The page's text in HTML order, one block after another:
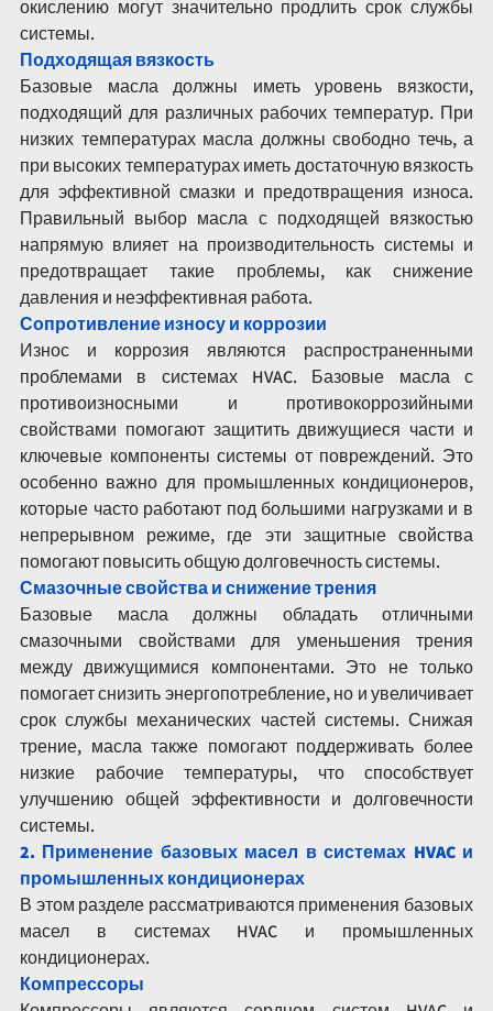
окислению могут значительно продлить срок службы
системы.
Подходящая вязкость
Базовые масла должны иметь уровень вязкости,
подходящий для различных рабочих температур. При
низких температурах масла должны свободно течь, а
при высоких температурах иметь достаточную вязкость
для эффективной смазки и предотвращения износа.
Правильный выбор масла с подходящей вязкостью
напрямую влияет на производительность системы и
предотвращает такие проблемы, как снижение
давления и неэффективная работа.
Сопротивление износу и коррозии
Износ и коррозия являются распространенными
проблемами в системах HVAC. Базовые масла с
противоизносными и противокоррозийными
свойствами помогают защитить движущиеся части и
ключевые компоненты системы от повреждений. Это
особенно важно для промышленных кондиционеров,
которые часто работают под большими нагрузками и в
непрерывном режиме, где эти защитные свойства
помогают повысить общую долговечность системы.
Смазочные свойства и снижение трения
Базовые масла должны обладать отличными
смазочными свойствами для уменьшения трения
между движущимися компонентами. Это не только
помогает снизить энергопотребление, но и увеличивает
срок службы механических частей системы. Снижая
трение, масла также помогают поддерживать более
низкие рабочие температуры, что способствует
улучшению общей эффективности и долговечности
системы.
2. Применение базовых масел в системах HVAC и
промышленных кондиционерах
В этом разделе рассматриваются применения базовых
масел в системах HVAC и промышленных
кондиционерах.
Компрессоры